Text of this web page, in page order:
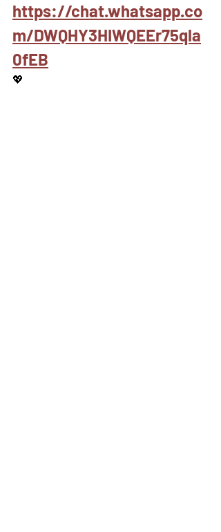
https://chat.whatsapp.co
m/DWQHY3HIWQEEr75qla
0fEB
💖